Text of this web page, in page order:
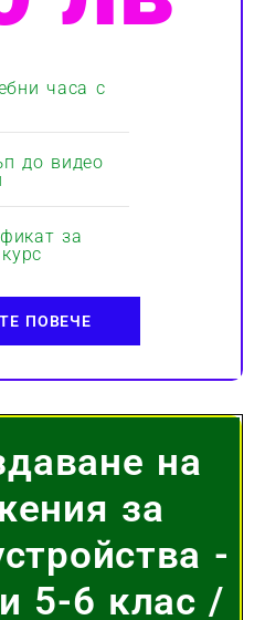
часа с
до видео
за
ПОВЕЧЕ
на
за
-
5-6 клас /